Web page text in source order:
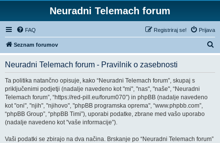
Neuradni Telemach forum
FAQ Prijava
Registriraj se!
Seznam forumov
s
Neuradni Telemach forum - Pravilnik o zasebnosti
Ta politika natančno opisuje, kako “Neuradni Telemach forum”, skupaj s
priključenimi podjetji (nadalje navedeno kot "mi", "nas", "naše", “Neuradni
Telemach forum”, “https://red-pill.eu/forum070”) in phpBB (nadalje navedeno
kot "oni", "njih", "njihovo", "phpBB programska oprema", “www.phpbb.com”,
“phpBB Group”, “phpBB Timi”), uporabi podatke, zbrane med vašo uporabo
(nadalje navedeno kot "vaše informacije”).
Vaši podatki se zbirajo na dva načina. Brskanje po “Neuradni Telemach forum”